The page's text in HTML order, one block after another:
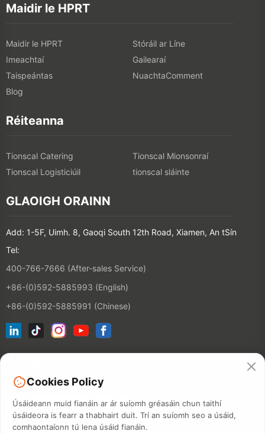
Maidir le HPRT
Maidir le HPRT
Stóráil ar Líne
Imeachtaí
Gailearaí
Taispeántas
NuachtaComment
Blog
Réiteanna
Tionscal Catering
Tionscal Mionsonraí
Tionscal Logisticiúil
tionscal sláinte
GLAOIGH ORAINN
Add: 1-5F, Uimh. 8, Gaoqi South 12th Road, Xiamen, An tSín
Tel:
400-766-7666 (After-sales Service)
+86-(0)592-5885993 (English)
+86-(0)592-5885991 (Chinese)
Cookies Policy
Úsáideann muid fianáin ar ár suíomh gréasáin chun taithí
úsáideora is fearr a thabhairt duit. Trí an suíomh seo a úsáid,
comhaontaíonn tú lena úsáid fianáin.